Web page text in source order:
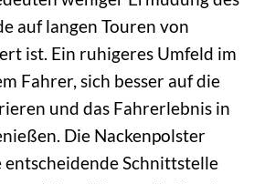
auf langen Touren von
ist. Ein ruhigeres Umfeld im
Fahrer, sich besser auf die
und das Fahrerlebnis in
Die Nackenpolster
Schnittstelle